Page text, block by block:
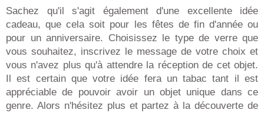
Sachez qu'il s'agit également d'une excellente idée
cadeau, que cela soit pour les fêtes de fin d'année ou
pour un anniversaire. Choisissez le type de verre que
vous souhaitez, inscrivez le message de votre choix et
vous n'avez plus qu'à attendre la réception de cet objet.
Il est certain que votre idée fera un tabac tant il est
appréciable de pouvoir avoir un objet unique dans ce
genre. Alors n'hésitez plus et partez à la découverte de